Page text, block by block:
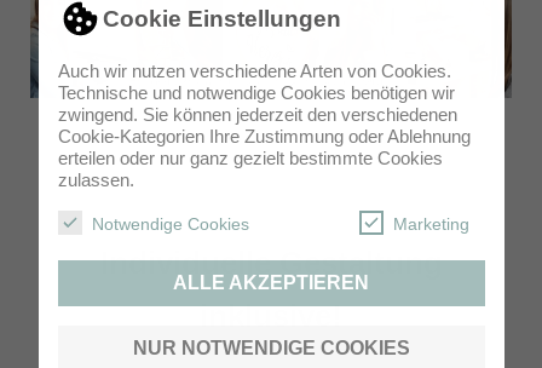
Cookie Einstellungen
Auch wir nutzen verschiedene Arten von Cookies.
Technische und notwendige Cookies benötigen wir
zwingend. Sie können jederzeit den verschiedenen
Cookie-Kategorien Ihre Zustimmung oder Ablehnung
erteilen oder nur ganz gezielt bestimmte Cookies
zulassen.
Notwendige Cookies Marketing
ALLE AKZEPTIEREN
NUR NOTWENDIGE COOKIES
Individuelle Gestaltung
inklusive!